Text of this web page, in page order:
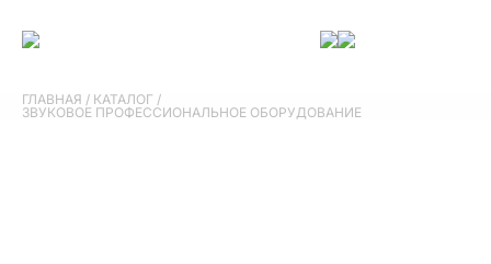
ГЛАВНАЯ / КАТАЛОГ /
ЗВУКОВОЕ ПРОФЕССИОНАЛЬНОЕ ОБОРУДОВАНИЕ